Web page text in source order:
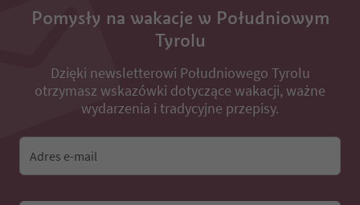
Pomysły na wakacje w Południowym
Tyrolu
Dzięki newsletterowi Południowego Tyrolu
otrzymasz wskazówki dotyczące wakacji, ważne
wydarzenia i tradycyjne przepisy.
Adres e-mail